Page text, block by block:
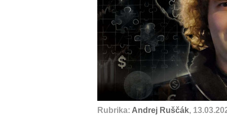
Rubrika: Andrej Ruščák,